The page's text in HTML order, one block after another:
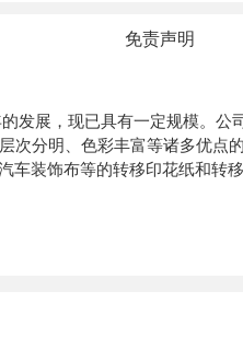
免责声明
发展，现已具有一定规模。公
次分明、色彩丰富等诸多优点
车装饰布等的转移印花纸和转